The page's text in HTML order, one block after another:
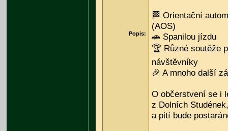
Popis:
🏁 Orientační
(AOS)
🚗 Spanilou jízdu
🏆 Různé soutěže
návštěvníky
🎉 A mnoho další
O občerstvení se i
z Dolních
a pití bude